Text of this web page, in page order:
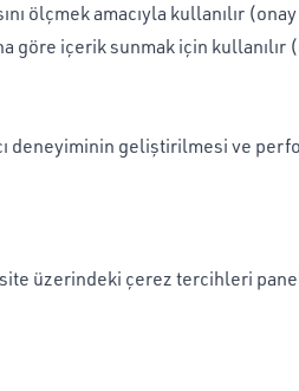
ölçmek amacıyla kullanılır
göre içerik sunmak için kullanılır
deneyiminin geliştirilmesi ve
site üzerindeki çerez tercihleri